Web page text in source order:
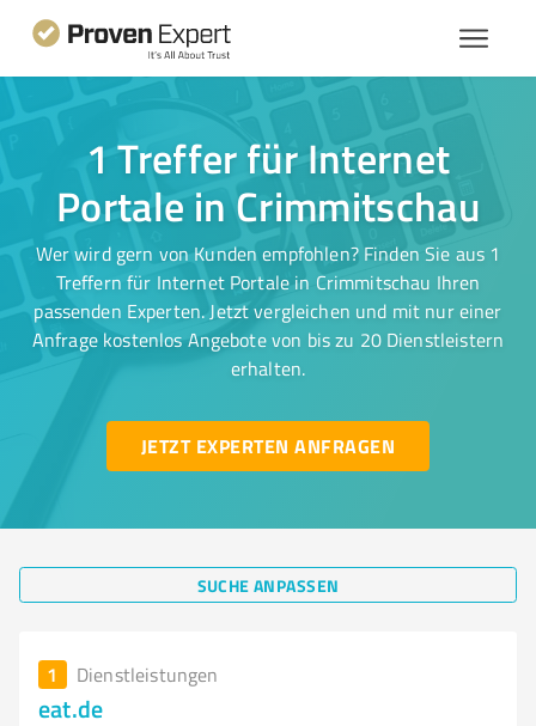
1 Treffer für Internet
Portale in Crimmitschau
Wer wird gern von Kunden empfohlen? Finden Sie aus 1
Treffern für Internet Portale in Crimmitschau Ihren
passenden Experten. Jetzt vergleichen und mit nur einer
Anfrage kostenlos Angebote von bis zu 20 Dienstleistern
erhalten.
JETZT EXPERTEN ANFRAGEN
SUCHE ANPASSEN
1 Dienstleistungen
eat.de